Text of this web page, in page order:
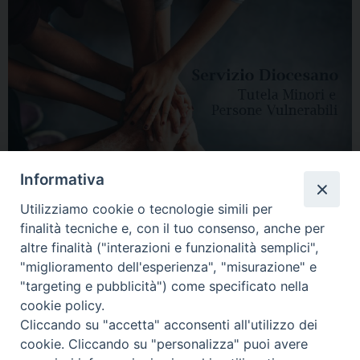
HOME DIOCESI VESCOVO CURIA VESCOVILE NEWS
APPUNTAMENTI CONTATTI SERVIZIO ANTENATI
Informativa
Utilizziamo cookie o tecnologie simili per
finalità tecniche e, con il tuo consenso, anche per
altre finalità ("interazioni e funzionalità semplici",
"miglioramento dell'esperienza", "misurazione" e
"targeting e pubblicità") come specificato nella
cookie policy.
Cliccando su "accetta" acconsenti all'utilizzo dei
cookie. Cliccando su "personalizza" puoi avere